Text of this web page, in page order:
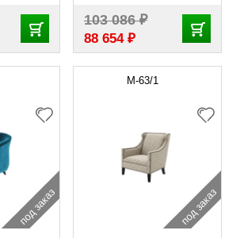
103 086₽
88 654 ₽
под заказ
М-63/1
под заказ